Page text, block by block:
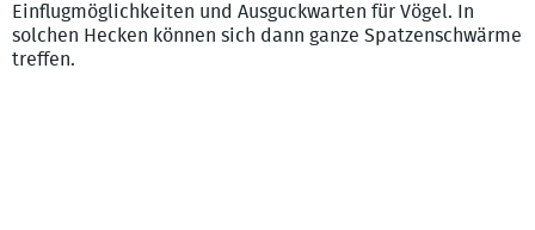
Einflugmöglichkeiten und Ausguckwarten für Vögel. In
solchen Hecken können sich dann ganze Spatzenschwärme
treffen.